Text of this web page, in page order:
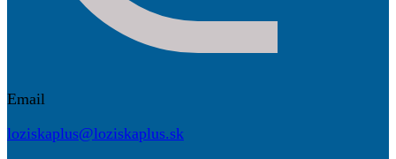
Email
loziskaplus@loziskaplus.sk